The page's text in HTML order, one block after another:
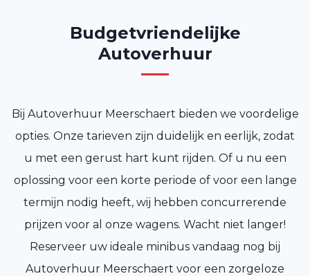
Budgetvriendelijke
Autoverhuur
Bij Autoverhuur Meerschaert bieden we voordelige
opties. Onze tarieven zijn duidelijk en eerlijk, zodat
u met een gerust hart kunt rijden. Of u nu een
oplossing voor een korte periode of voor een lange
termijn nodig heeft, wij hebben concurrerende
prijzen voor al onze wagens. Wacht niet langer!
Reserveer uw ideale minibus vandaag nog bij
Autoverhuur Meerschaert voor een zorgeloze